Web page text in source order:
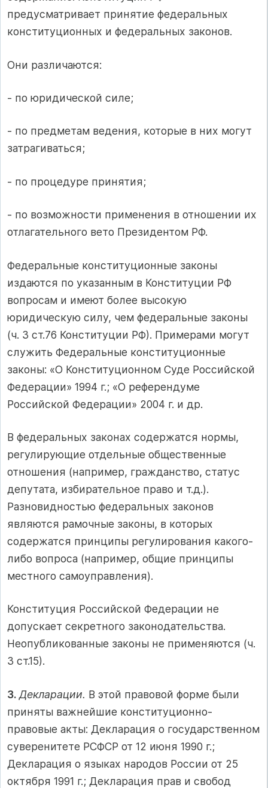
предусматривает принятие федеральных
конституционных и федеральных законов.
Они различаются:
‑ по юридической силе;
‑ по предметам ведения, которые в них могут
затрагиваться;
‑ по процедуре принятия;
‑ по возможности применения в отношении их
отлагательного вето Президентом РФ.
Федеральные конституционные законы
издаются по указанным в Конституции РФ
вопросам и имеют более высокую
юридическую силу, чем федеральные законы
(ч. 3 ст.76 Конституции РФ). Примерами могут
служить Федеральные конституционные
законы: «О Конституционном Суде Российской
Федерации» 1994 г.; «О референдуме
Российской Федерации» 2004 г. и др.
В федеральных законах содержатся нормы,
регулирующие отдельные общественные
отношения (например, гражданство, статус
депутата, избирательное право и т.д.).
Разновидностью федеральных законов
являются рамочные законы, в которых
содержатся принципы регулирования какого-
либо вопроса (например, общие принципы
местного самоуправления).
Конституция Российской Федерации не
допускает секретного законодательства.
Неопубликованные законы не применяются (ч.
3 ст.15).
3. Декларации. В этой правовой форме были
приняты важнейшие конституционно-
правовые акты: Декларация о государственном
суверенитете РСФСР от 12 июня 1990 г.;
Декларация о языках народов России от 25
октября 1991 г.; Декларация прав и свобод